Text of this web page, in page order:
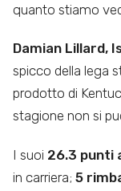
quanto stiamo
Damian Lillard,
spicco della lega
prodotto di
stagione non si
I suoi 26.3 punti
in carriera; 5